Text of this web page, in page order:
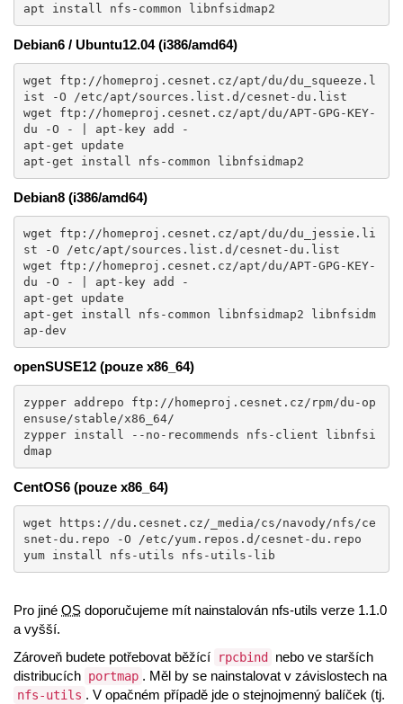
apt install nfs-common libnfsidmap2
Debian6 / Ubuntu12.04 (i386/amd64)
wget ftp://homeproj.cesnet.cz/apt/du/du_squeeze.l
ist -O /etc/apt/sources.list.d/cesnet-du.list
wget ftp://homeproj.cesnet.cz/apt/du/APT-GPG-KEY-
du -O - | apt-key add -
apt-get update
apt-get install nfs-common libnfsidmap2
Debian8 (i386/amd64)
wget ftp://homeproj.cesnet.cz/apt/du/du_jessie.li
st -O /etc/apt/sources.list.d/cesnet-du.list
wget ftp://homeproj.cesnet.cz/apt/du/APT-GPG-KEY-
du -O - | apt-key add -
apt-get update
apt-get install nfs-common libnfsidmap2 libnfsidm
ap-dev
openSUSE12 (pouze x86_64)
zypper addrepo ftp://homeproj.cesnet.cz/rpm/du-op
ensuse/stable/x86_64/
zypper install --no-recommends nfs-client libnfsi
dmap
CentOS6 (pouze x86_64)
wget https://du.cesnet.cz/_media/cs/navody/nfs/ce
snet-du.repo -O /etc/yum.repos.d/cesnet-du.repo
yum install nfs-utils nfs-utils-lib
Pro jiné OS doporučujeme mít nainstalován nfs-utils verze 1.1.0
a vyšší.
Zároveň budete potřebovat běžící
rpcbind
nebo ve starších
distribucích portmap . Měl by se nainstalovat v závislostech na
nfs-utils . V opačném případě jde o stejnojmenný balíček (tj.